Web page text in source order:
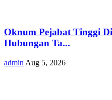
Oknum Pejabat Tinggi
Hubungan Ta...
admin Aug 5, 2026